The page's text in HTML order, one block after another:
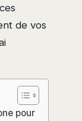
de vos
pour